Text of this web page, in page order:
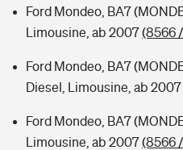
Ford Mondeo, BA7
Limousine, ab 2007(8566
Ford Mondeo, BA7
Diesel, Limousine, ab 2007
Ford Mondeo, BA7
Limousine, ab 2007(8566